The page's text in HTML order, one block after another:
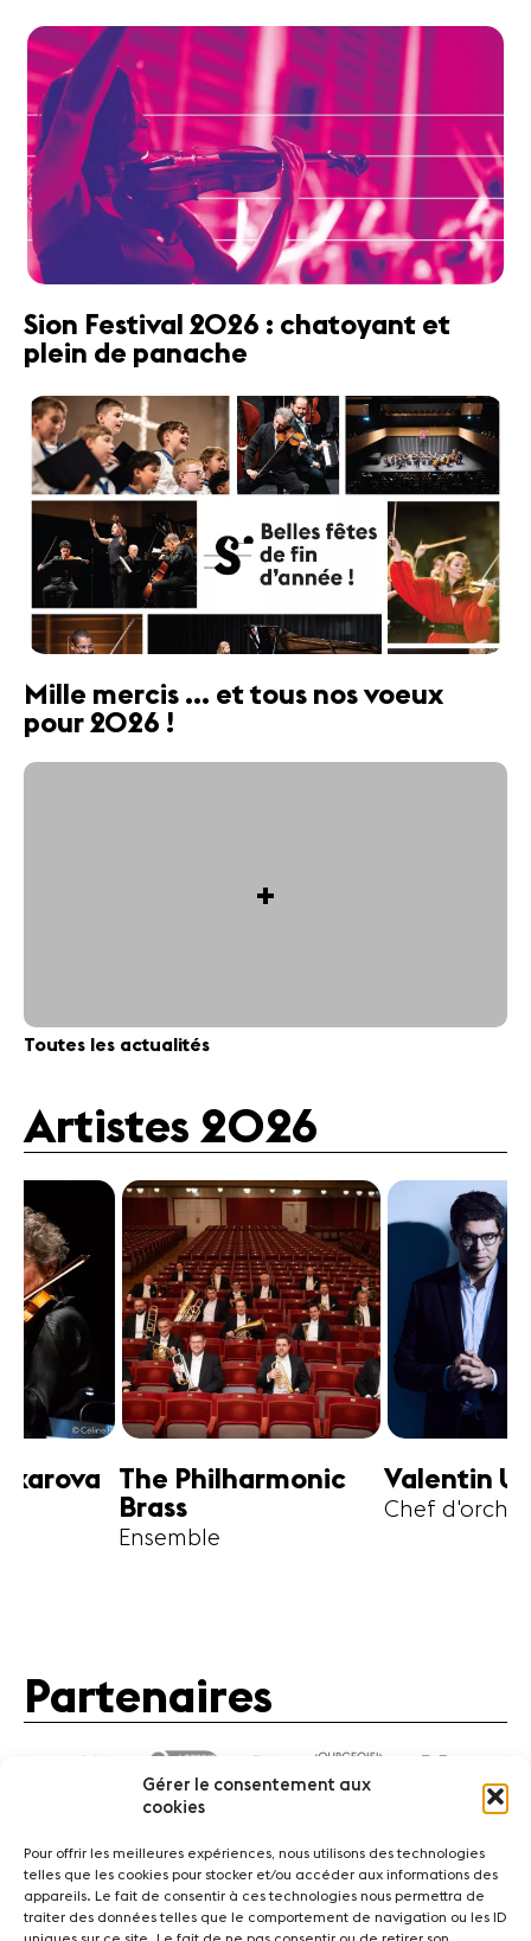
Gérer le consentement aux
cookies
Pour offrir les meilleures expériences, nous utilisons des technologies
telles que les cookies pour stocker et/ou accéder aux informations des
appareils. Le fait de consentir à ces technologies nous permettra de
traiter des données telles que le comportement de navigation ou les ID
Sion Festival 2026 : chatoyant et
plein de panache
Mille mercis ... et tous nos voeux
pour 2026 !
+
Toutes les actualités
Artistes 2026
Valentin Uryupin
Chef d'orchestre
Amihai
Alto
Partenaires
ActualitésConcerts Bénévoles Médiation